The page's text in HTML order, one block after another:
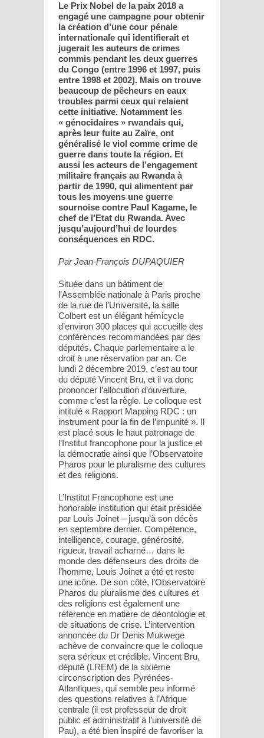
Le Prix Nobel de la paix 2018 a
engagé une campagne pour obtenir
la création d’une cour pénale
internationale qui identifierait et
jugerait les auteurs de crimes
commis pendant les deux guerres
du Congo (entre 1996 et 1997, puis
entre 1998 et 2002). Mais on trouve
beaucoup de pêcheurs en eaux
troubles parmi ceux qui relaient
cette initiative. Notamment les
« génocidaires » rwandais qui,
après leur fuite au Zaïre, ont
généralisé le viol comme crime de
guerre dans toute la région. Et
aussi les acteurs de l’engagement
militaire français au Rwanda à
partir de 1990, qui alimentent par
tous les moyens une guerre
sournoise contre Paul Kagame, le
chef de l’Etat du Rwanda. Avec
jusqu’aujourd’hui de lourdes
conséquences en RDC.
Par Jean-François DUPAQUIER
Située dans un bâtiment de
l’Assemblée nationale à Paris proche
de la rue de l’Université, la salle
Colbert est un élégant hémicycle
d’environ 300 places qui accueille des
conférences recommandées par des
députés. Chaque parlementaire a le
droit à une réservation par an. Ce
lundi 2 décembre 2019, c’est au tour
du député Vincent Bru, et il va donc
prononcer l’allocution d’ouverture,
comme c’est la règle. Le colloque est
intitulé « Rapport Mapping RDC : un
instrument pour la fin de l’impunité ». Il
est placé sous le haut patronage de
l’Institut francophone pour la justice et
la démocratie ainsi que l’Observatoire
Pharos pour le pluralisme des cultures
et des religions.
L’Institut Francophone est une
honorable institution qui était présidée
par Louis Joinet – jusqu’à son décès
en septembre dernier. Compétence,
intelligence, courage, générosité,
rigueur, travail acharné… dans le
monde des défenseurs des droits de
l’homme, Louis Joinet a été et reste
une icône. De son côté, l’Observatoire
Pharos du pluralisme des cultures et
des religions est également une
référence en matière de déontologie et
de situations de crise. L’intervention
annoncée du Dr Denis Mukwege
achève de convaincre que le colloque
sera sérieux et crédible. Vincent Bru,
député (LREM) de la sixième
circonscription des Pyrénées-
Atlantiques, qui semble peu informé
des questions relatives à l’Afrique
centrale (il est professeur de droit
public et administratif à l’université de
Pau), a été bien inspiré de favoriser la